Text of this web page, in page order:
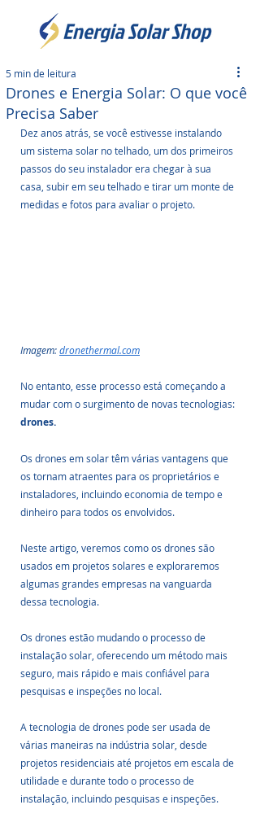
Drones e Energia Solar: O que você
Precisa Saber
5 min de leitura
Dez anos atrás, se você estivesse instalando
um sistema solar no telhado, um dos primeiros
passos do seu instalador era chegar à sua
casa, subir em seu telhado e tirar um monte de
medidas e fotos para avaliar o projeto.
Imagem: dronethermal.com
No entanto, esse processo está começando a
mudar com o surgimento de novas tecnologias:
drones.
Os drones em solar têm várias vantagens que
os tornam atraentes para os proprietários e
instaladores, incluindo economia de tempo e
dinheiro para todos os envolvidos.
Neste artigo, veremos como os drones são
usados em projetos solares e exploraremos
algumas grandes empresas na vanguarda
dessa tecnologia.
Os drones estão mudando o processo de
instalação solar, oferecendo um método mais
seguro, mais rápido e mais confiável para
pesquisas e inspeções no local.
A tecnologia de drones pode ser usada de
várias maneiras na indústria solar, desde
projetos residenciais até projetos em escala de
utilidade e durante todo o processo de
instalação, incluindo pesquisas e inspeções.